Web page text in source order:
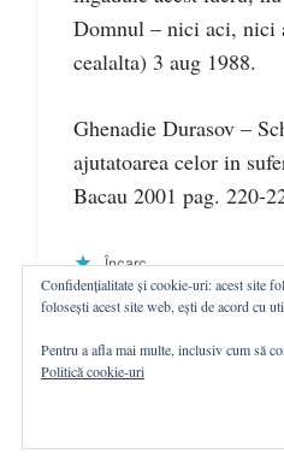
Domnul – nici aci, nici
cealalta) 3 aug 1988.
Ghenadie Durasov –
ajutatoarea celor in
Bacau 2001 pag. 220-
Încarc...
Confidențialitate și cookie-uri: acest site
folosești acest site web, ești de acord cu
Pentru a afla mai multe, inclusiv cum să
Politică cookie-uri